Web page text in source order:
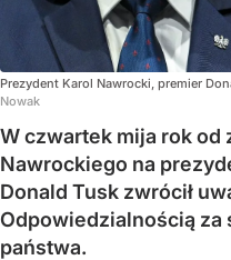
Prezydent Karol Nawrocki, premier
Nowak
W czwartek mija rok od
Nawrockiego na
Donald Tusk zwrócił
Odpowiedzialnością za
państwa.